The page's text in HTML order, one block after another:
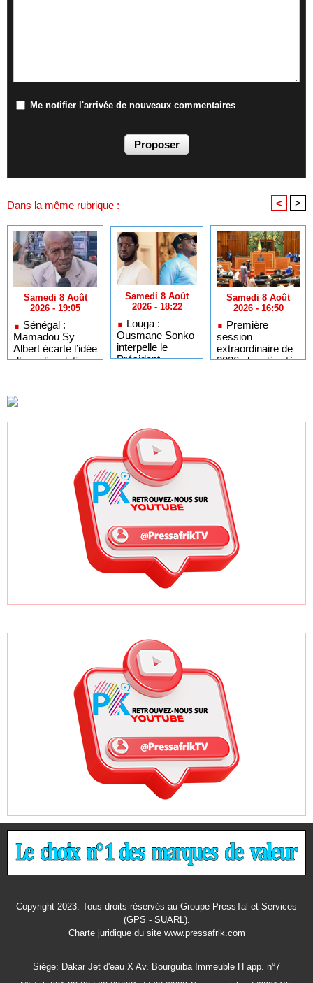
Me notifier l'arrivée de nouveaux commentaires
Dans la même rubrique : < >
Samedi 8 Août
2026 - 19:05
Sénégal :
Mamadou Sy
Albert écarte l’idée
d’une dissolution
Samedi 8 Août
2026 - 18:22
Louga :
Ousmane Sonko
interpelle le
Président
Samedi 8 Août
2026 - 16:50
Première
session
extraordinaire de
2026 : les députés
Copyright 2023. Tous droits réservés au Groupe PressTal et Services
(GPS - SUARL).
Charte juridiquedu site www.pressafrik.com
Siége: Dakar Jet d'eau X Av. Bourguiba Immeuble H app. n°7